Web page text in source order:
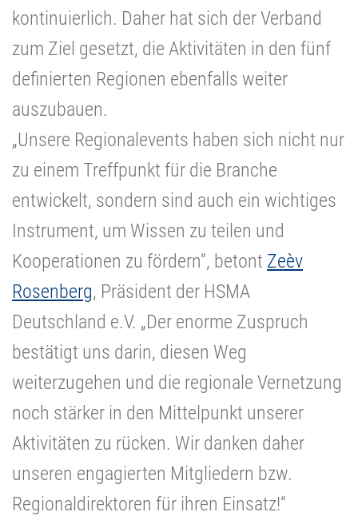
kontinuierlich. Daher hat sich der Verband
zum Ziel gesetzt, die Aktivitäten in den fünf
definierten Regionen ebenfalls weiter
auszubauen.
„Unsere Regionalevents haben sich nicht nur
zu einem Treffpunkt für die Branche
entwickelt, sondern sind auch ein wichtiges
Instrument, um Wissen zu teilen und
Kooperationen zu fördern“, betont Zeèv
Rosenberg, Präsident der HSMA
Deutschland e.V. „Der enorme Zuspruch
bestätigt uns darin, diesen Weg
weiterzugehen und die regionale Vernetzung
noch stärker in den Mittelpunkt unserer
Aktivitäten zu rücken. Wir danken daher
unseren engagierten Mitgliedern bzw.
Regionaldirektoren für ihren Einsatz!“